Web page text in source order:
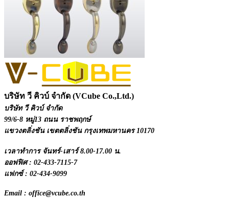
บริษัท วี คิวบ์ จำกัด (VCube Co.,Ltd.)
บริษัท วี คิวบ์ จำกัด
99/6-8 หมู่13 ถนน ราชพฤกษ์
แขวงตลิ่งชัน เขตตลิ่งชัน กรุงเทพมหานคร 10170
เวลาทำการ จันทร์-เสาร์ 8.00-17.00 น.
ออฟฟิศ : 02-433-7115-7
แฟกซ์ : 02-434-9099
Email : office@vcube.co.th